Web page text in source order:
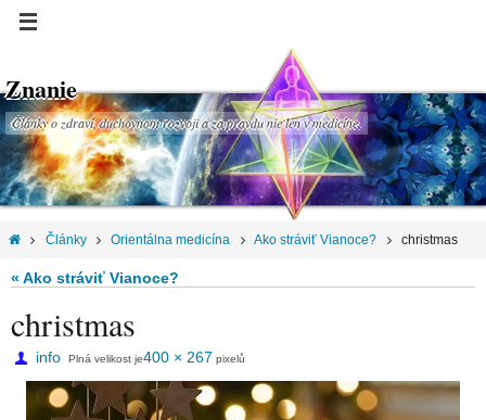
Znanie
Články o zdraví, duchovnom rozvoji a za pravdu nie len v medicíne.
Články Orientálna medicína Ako stráviť Vianoce? christmas
« Ako stráviť Vianoce?
christmas
info Plná velikost je400 × 267 pixelů